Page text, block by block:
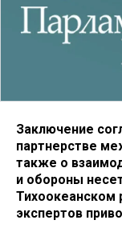
Заключение
партнерстве
также о
и обороны
Тихоокеанском
экспертов